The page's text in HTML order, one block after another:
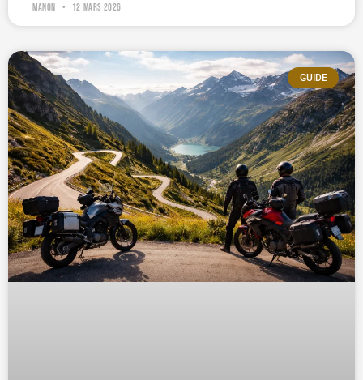
Manon 12 mars 2026
GUIDE